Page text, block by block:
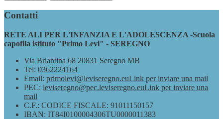
Contatti
RETE ALI PER L'INFANZIA E L'ADOLESCENZA -Scuola
capofila istituto "Primo Levi" - SEREGNO
Via Briantina 68 20831 Seregno MB
Tel: 0362224164
Email: primolevi@leviseregno.euLink per inviare una mail
PEC: leviseregno@pec.leviseregno.euLink per inviare una
mail
C.F.: CODICE FISCALE: 91011150157
IBAN: IT84I0100004306TU0000011383